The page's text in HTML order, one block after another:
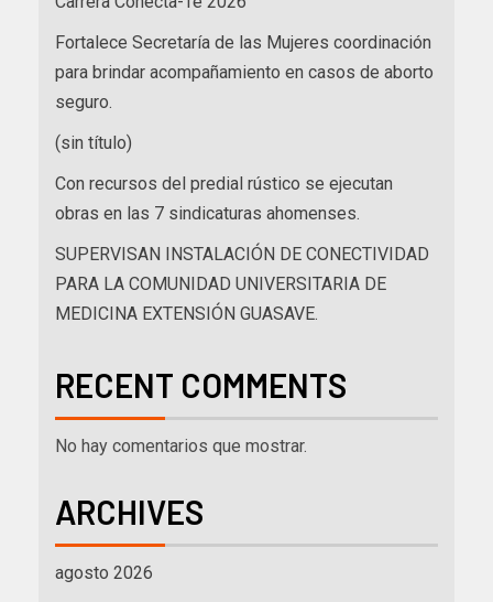
Fortalece Secretaría de las Mujeres coordinación
para brindar acompañamiento en casos de aborto
seguro.
(sin título)
Con recursos del predial rústico se ejecutan
obras en las 7 sindicaturas ahomenses.
SUPERVISAN INSTALACIÓN DE CONECTIVIDAD
PARA LA COMUNIDAD UNIVERSITARIA DE
MEDICINA EXTENSIÓN GUASAVE.
RECENT COMMENTS
No hay comentarios que mostrar.
ARCHIVES
agosto 2026